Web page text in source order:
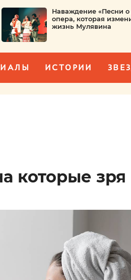
Наваждение «Песни о
опера, которая
жизнь Мулявина
ИСТОРИИ
которые зря